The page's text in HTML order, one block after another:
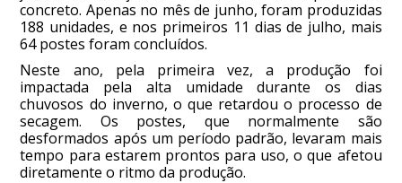
concreto. Apenas no mês de junho, foram produzidas
188 unidades, e nos primeiros 11 dias de julho, mais
64 postes foram concluídos.
Neste ano, pela primeira vez, a produção foi
impactada pela alta umidade durante os dias
chuvosos do inverno, o que retardou o processo de
secagem. Os postes, que normalmente são
desformados após um período padrão, levaram mais
tempo para estarem prontos para uso, o que afetou
diretamente o ritmo da produção.